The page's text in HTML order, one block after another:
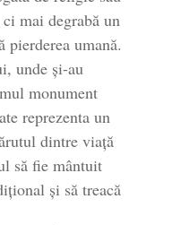
mai degrabă un
umană.
unde și-au
monument
reprezenta un
dintre viață
să fie mântuit
și să treacă